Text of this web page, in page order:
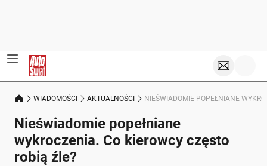
WIADOMOŚCI AKTUALNOŚCI NIEŚWIADOMIE POPEŁNIANE
Nieświadomie popełniane
wykroczenia. Co kierowcy często
robią źle?